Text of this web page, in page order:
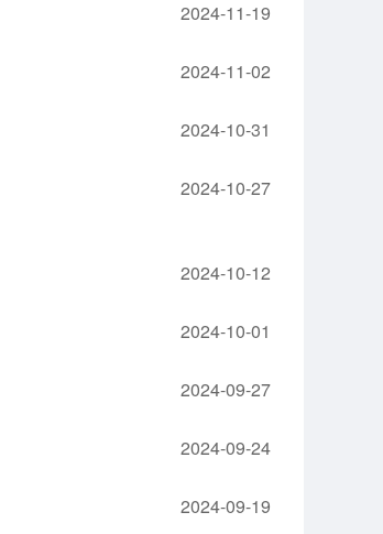
2024-11-19
2024-11-02
2024-10-31
2024-10-27
2024-10-12
2024-10-01
2024-09-27
2024-09-24
2024-09-19